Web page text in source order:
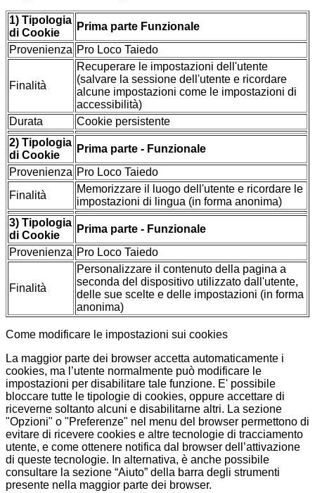
1) Tipologia
di Cookie
Prima parte Funzionale
Provenienza Pro Loco Taiedo
Finalità
Recuperare le impostazioni dell'utente
(salvare la sessione dell'utente e ricordare
alcune impostazioni come le impostazioni di
accessibilità)
Durata
Cookie persistente
2) Tipologia
di Cookie
Prima parte - Funzionale
Provenienza Pro Loco Taiedo
Finalità
Memorizzare il luogo dell'utente e ricordare le
impostazioni di lingua (in forma anonima)
3) Tipologia
di Cookie
Prima parte - Funzionale
Provenienza Pro Loco Taiedo
Finalità
Personalizzare il contenuto della pagina a
seconda del dispositivo utilizzato dall'utente,
delle sue scelte e delle impostazioni (in forma
anonima)
Come modificare le impostazioni sui cookies
La maggior parte dei browser accetta automaticamente i
cookies, ma l’utente normalmente può modificare le
impostazioni per disabilitare tale funzione. E' possibile
bloccare tutte le tipologie di cookies, oppure accettare di
riceverne soltanto alcuni e disabilitarne altri. La sezione
"Opzioni" o "Preferenze" nel menu del browser permettono di
evitare di ricevere cookies e altre tecnologie di tracciamento
utente, e come ottenere notifica dal browser dell’attivazione
di queste tecnologie. In alternativa, è anche possibile
consultare la sezione “Aiuto” della barra degli strumenti
presente nella maggior parte dei browser.